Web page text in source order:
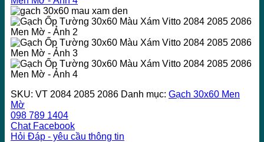
SKU: VT 2084 2085 2086 Danh mục: Gạch 30x60 Men
Mờ
098 789 1404
Chat Facebook
Hỏi Đáp - yêu cầu thông tin